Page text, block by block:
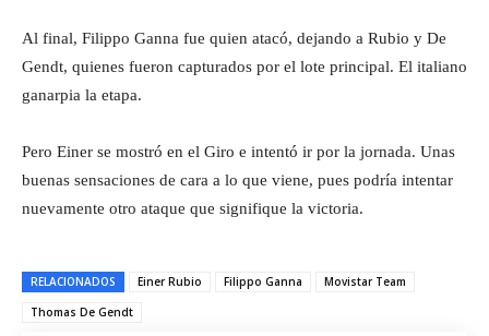
Al final, Filippo Ganna fue quien atacó, dejando a Rubio y De
Gendt, quienes fueron capturados por el lote principal. El italiano
ganarpia la etapa.
Pero Einer se mostró en el Giro e intentó ir por la jornada. Unas
buenas sensaciones de cara a lo que viene, pues podría intentar
nuevamente otro ataque que signifique la victoria.
RELACIONADOS Einer Rubio Filippo Ganna
Movistar Team
Thomas De Gendt